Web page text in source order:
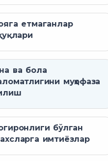
етмаганлар
ва бола
муҳофаза
бўлган
имтиёзлар